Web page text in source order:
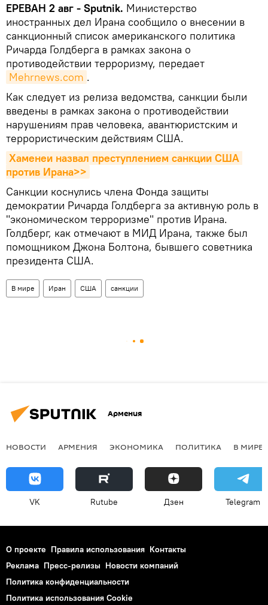
ЕРЕВАН 2 авг - Sputnik. Министерство
иностранных дел Ирана сообщило о внесении в
санкционный список американского политика
Ричарда Голдберга в рамках закона о
противодействии терроризму, передает
Mehrnews.com .
Как следует из релиза ведомства, санкции были
введены в рамках закона о противодействии
нарушениям прав человека, авантюристским и
террористическим действиям США.
Хаменеи назвал преступлением санкции США
против Ирана>>
Санкции коснулись члена Фонда защиты
демократии Ричарда Голдберга за активную роль в
"экономическом терроризме" против Ирана.
Голдберг, как отмечают в МИД Ирана, также был
помощником Джона Болтона, бывшего советника
президента США.
В мире Иран США санкции
Армения
НОВОСТИ АРМЕНИЯ ЭКОНОМИКА ПОЛИТИКА В МИРЕ
VK Rutube Дзен Telegram
О проекте Правила использования Контакты
Реклама Пресс-релизы Новости компаний
Политика конфиденциальности
Политика использования Cookie